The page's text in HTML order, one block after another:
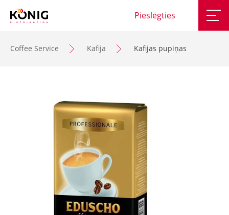
Pieslēgties
Coffee Service Kafija Kafijas pupiņas